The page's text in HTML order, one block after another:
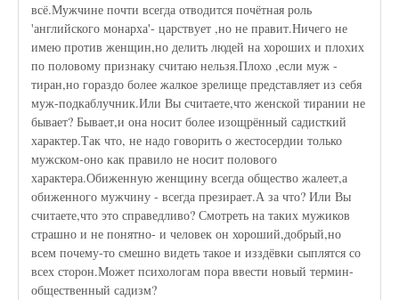
всё.Мужчине почти всегда отводится почётная роль
'английского монарха'- царствует ,но не правит.Ничего не
имею против женщин,но делить людей на хороших и плохих
по половому признаку считаю нельзя.Плохо ,если муж -
тиран,но гораздо более жалкое зрелище представляет из себя
муж-подкаблучник.Или Вы считаете,что женской тирании не
бывает? Бывает,и она носит более изощрённый садисткий
характер.Так что, не надо говорить о жестосердии только
мужском-оно как правило не носит полового
характера.Обиженную женщину всегда общество жалеет,а
обиженного мужчину - всегда презирает.А за что? Или Вы
считаете,что это справедливо? Смотреть на таких мужиков
страшно и не понятно- и человек он хороший,добрый,но
всем почему-то смешно видеть такое и изздёвки сыплятся со
всех сторон.Может психологам пора ввести новый термин-
общественный садизм?